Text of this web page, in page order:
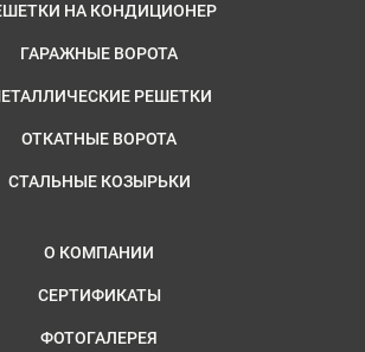
НА КОНДИЦИОНЕР
ГАРАЖНЫЕ ВОРОТА
РЕШЕТКИ
ОТКАТНЫЕ ВОРОТА
СТАЛЬНЫЕ КОЗЫРЬКИ
О КОМПАНИИ
СЕРТИФИКАТЫ
ФОТОГАЛЕРЕЯ